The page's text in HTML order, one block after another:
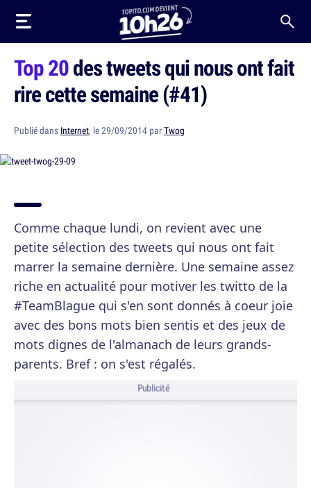
Top 20des tweets qui nous ont fait
rire cette semaine (#41)
Publié dans Internet, le 29/09/2014 parTwog
Comme chaque lundi, on revient avec une
petite sélection des tweets qui nous ont fait
marrer la semaine dernière. Une semaine assez
riche en actualité pour motiver les twitto de la
#TeamBlague qui s'en sont donnés à coeur joie
avec des bons mots bien sentis et des jeux de
mots dignes de l'almanach de leurs grands-
parents. Bref : on s'est régalés.
Publicité